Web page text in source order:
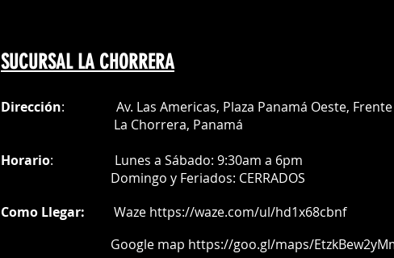
SUCURSAL LA CHORRERA
Dirección: Av. Las Americas, Plaza Panamá Oeste, Frente
La Chorrera, Panamá
Horario: Lunes a Sábado: 9:30am a 6pm
Domingo y Feriados: CERRADOS
Como Llegar: Waze https://waze.com/ul/hd1x68cbnf
Google map https://goo.gl/maps/